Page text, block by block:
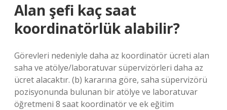
Alan şefi kaç saat
koordinatörlük alabilir?
Görevleri nedeniyle daha az koordinatör ücreti alan
saha ve atölye/laboratuvar süpervizörleri daha az
ücret alacaktır. (b) kararına göre, saha süpervizörü
pozisyonunda bulunan bir atölye ve laboratuvar
öğretmeni 8 saat koordinatör ve ek eğitim